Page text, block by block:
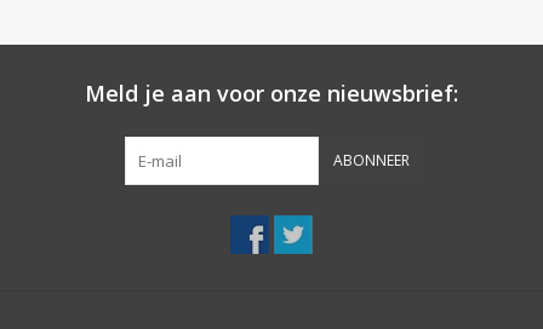
Meld je aan voor onze nieuwsbrief:
ABONNEER